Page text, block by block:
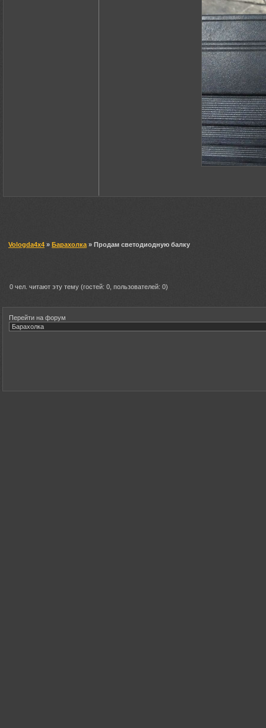
Vologda4x4 » Барахолка » Продам светодиодную балку
0 чел. читают эту тему (гостей: 0, пользователей: 0)
Перейти на форум